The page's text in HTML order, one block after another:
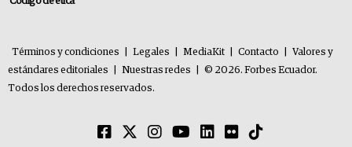
Términos y condiciones Legales MediaKit Contacto
Valores y
estándares editoriales
Nuestras redes
© 2026. Forbes Ecuador.
Todos los derechos reservados.